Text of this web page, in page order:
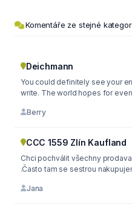
Komentáře ze stejné
Deichmann
You could definitely see your
write. The world hopes for
Berry
CCC 1559 Zlín Kaufland
Chci pochválit všechny
.Často tam se sestrou
Jana